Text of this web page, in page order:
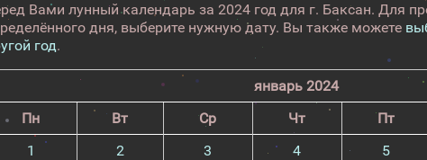
Вами лунный календарь за 2024 год для г. Баксан. Для
дня, выберите нужную дату. Вы также можете
год.
январь 2024
Пн
Вт Ср Чт Пт
1
2 3 4 5